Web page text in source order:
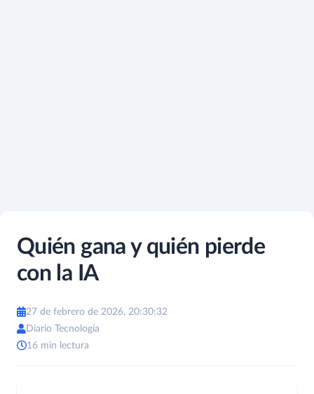
Quién gana y quién pierde
con la IA
27 de febrero de 2026, 20:30:32
Diario Tecnología
16 min lectura